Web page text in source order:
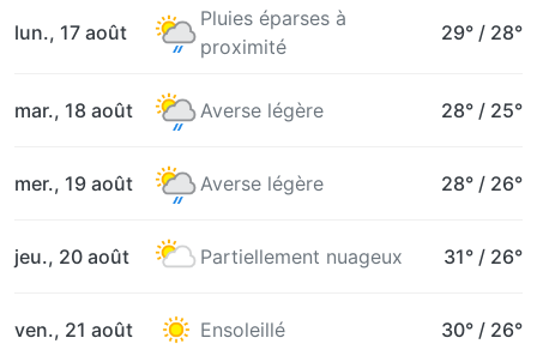
lun., 17 août
Pluies éparses à
proximité
29° / 28°
mar., 18 août Averse légère 28° / 25°
mer., 19 août Averse légère 28° / 26°
jeu., 20 août Partiellement nuageux 31° / 26°
ven., 21 août Ensoleillé 30° / 26°